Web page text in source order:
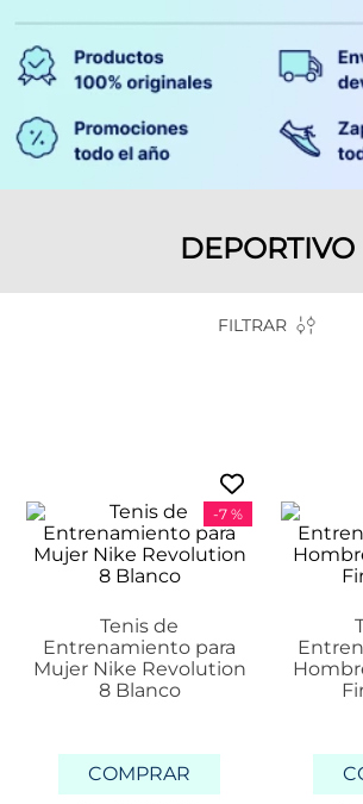
DEPORTIVO
FILTRAR
-7 %
Tenis de
Entrenamiento para
Mujer Nike Revolution
8 Blanco
COMPRAR
5. tenis